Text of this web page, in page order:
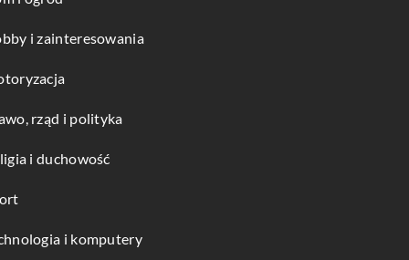
i zainteresowania
rząd i polityka
i duchowość
i komputery